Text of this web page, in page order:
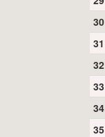
30
31
32
33
34
35